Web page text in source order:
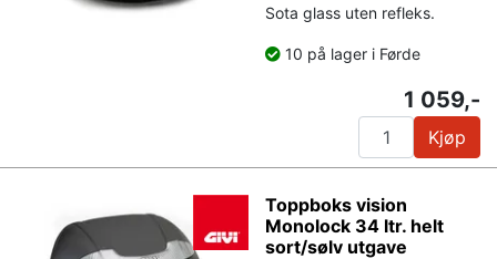
Sota glass uten refleks.
10 på lager i Førde
1 059,-
Kjøp
Toppboks vision
Monolock 34 ltr. helt
sort/sølv utgave